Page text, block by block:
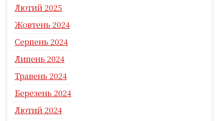
Лютий 2025
Жовтень 2024
Серпень 2024
Липень 2024
Травень 2024
Березень 2024
Лютий 2024